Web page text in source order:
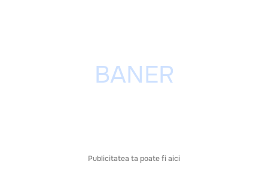
Publicitatea ta poate fi aici